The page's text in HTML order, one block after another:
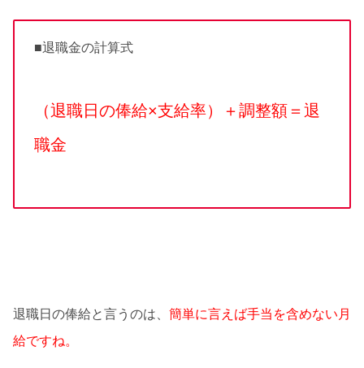
■退職金の計算式
（退職日の俸給×支給率）＋調整額＝退
職金
退職日の俸給と言うのは、 簡単に言えば手当を含めない月
給ですね。